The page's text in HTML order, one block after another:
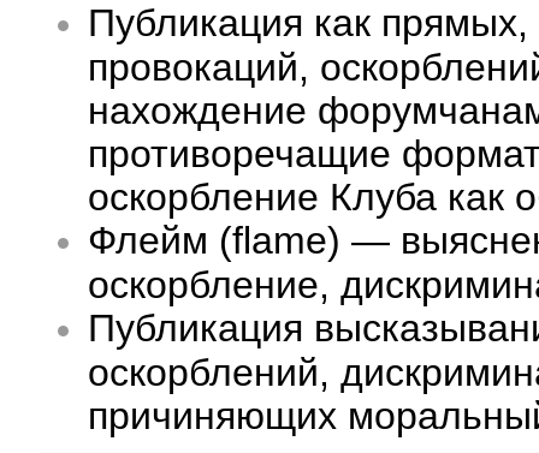
Публикация как
провокаций,
нахождение
противоречащие
оскорбление Клуба как
Флейм (flame) —
оскорбление,
Публикация
оскорблений,
причиняющих